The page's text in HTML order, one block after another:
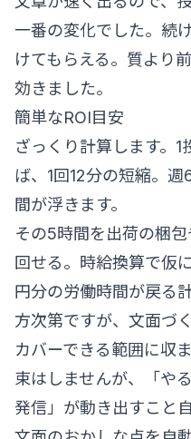
一番の変化でした。続
けてもらえる。質より
効きました。
簡単なROI目安
ざっくり計算します。
ば、1回12分の短縮。
間が浮きます。
その5時間を出荷の梱
回せる。時給換算で仮
円分の労働時間が戻る
方次第ですが、文面づ
カバーできる範囲に収
束はしませんが、「や
発信」が動き出すこと